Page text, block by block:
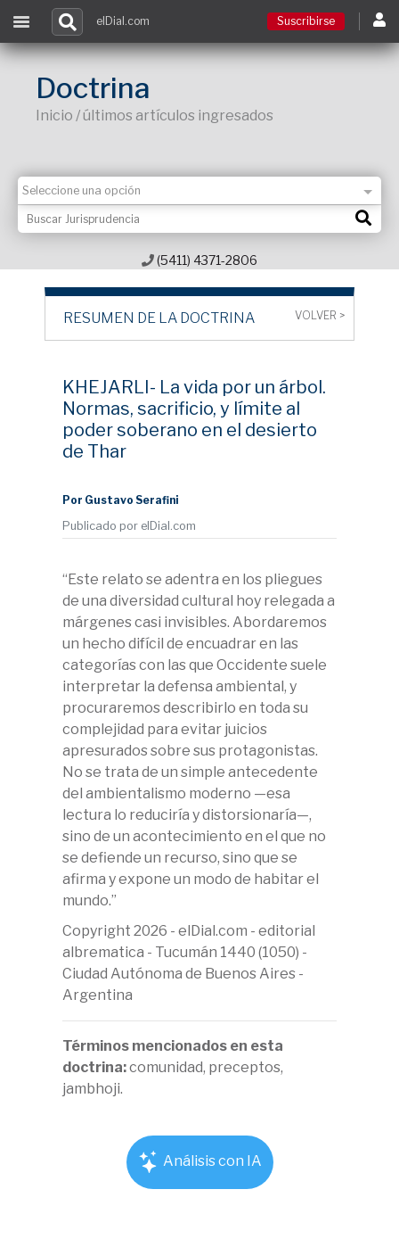
Contacto
elDial.com Suscribirse
Doctrina
Inicio / últimos artículos ingresados
(5411) 4371-2806
RESUMEN DE LA DOCTRINA VOLVER >
KHEJARLI- La vida por un árbol.
Normas, sacrificio, y límite al
poder soberano en el desierto
de Thar
Por Gustavo Serafini
Publicado por elDial.com
“Este relato se adentra en los pliegues
de una diversidad cultural hoy relegada a
márgenes casi invisibles. Abordaremos
un hecho difícil de encuadrar en las
categorías con las que Occidente suele
interpretar la defensa ambiental, y
procuraremos describirlo en toda su
complejidad para evitar juicios
apresurados sobre sus protagonistas.
No se trata de un simple antecedente
del ambientalismo moderno —esa
lectura lo reduciría y distorsionaría—,
sino de un acontecimiento en el que no
se defiende un recurso, sino que se
afirma y expone un modo de habitar el
mundo.”
Copyright 2026 - elDial.com - editorial
albrematica - Tucumán 1440 (1050) -
Ciudad Autónoma de Buenos Aires -
Argentina
Términos mencionados en esta
doctrina:comunidad, preceptos,
jambhoji.
Análisis con IA